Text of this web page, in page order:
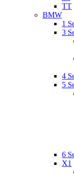
TT
BMW
1
3
4
5
6
X1